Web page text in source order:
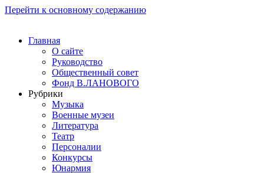
Перейти к основному содержанию
Главная
О сайте
Руководство
Общественный совет
Фонд В.ЛАНОВОГО
Рубрики
Музыка
Военные музеи
Литература
Театр
Персоналии
Конкурсы
Юнармия